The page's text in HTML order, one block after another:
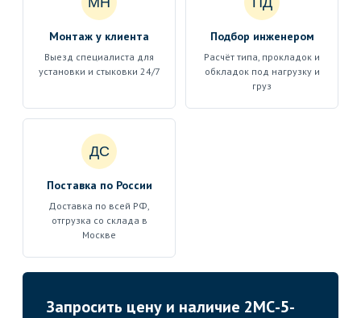
Монтаж у клиента
Выезд специалиста для
установки и стыковки 24/7
Подбор инженером
Расчёт типа, прокладок и
обкладок под нагрузку и
груз
ДС
Поставка по России
Доставка по всей РФ,
отгрузка со склада в
Москве
Запросить цену и наличие 2МС-5-